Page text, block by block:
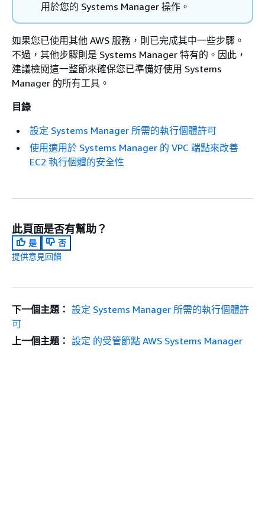
用於您的 Systems Manager 操作。
如果您已使用其他 AWS 服務，則已完成其中一些步驟。
不過，其他步驟則是 Systems Manager 特有的。因此，
建議檢閱這一整節來確保您已準備好使用 Systems
Manager 的所有工具。
目錄
設定 Systems Manager 所需的執行個體許可
使用適用於 Systems Manager 的 VPC 端點來改善
EC2 執行個體的安全性
此頁面是否有幫助？
是
否
提供意見回饋
下一個主題： 設定 Systems Manager 所需的執行個體許
可
上一個主題： 設定 的受管節點 AWS Systems Manager